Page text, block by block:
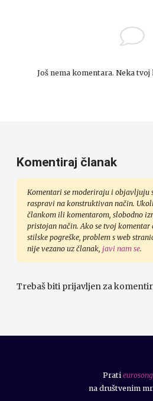
Još nema komentara. Neka
Komentiraj članak
Komentari se moderiraju i objavljuju
raspravi na konstruktivan način.
člankom ili komentarom, slobodno
pristojan način. Ako se tvoj
stilske pogreške, problem s web
nije vezano uz članak, javi nam se.
Trebaš biti prijavljen za
Prati
na društvenim